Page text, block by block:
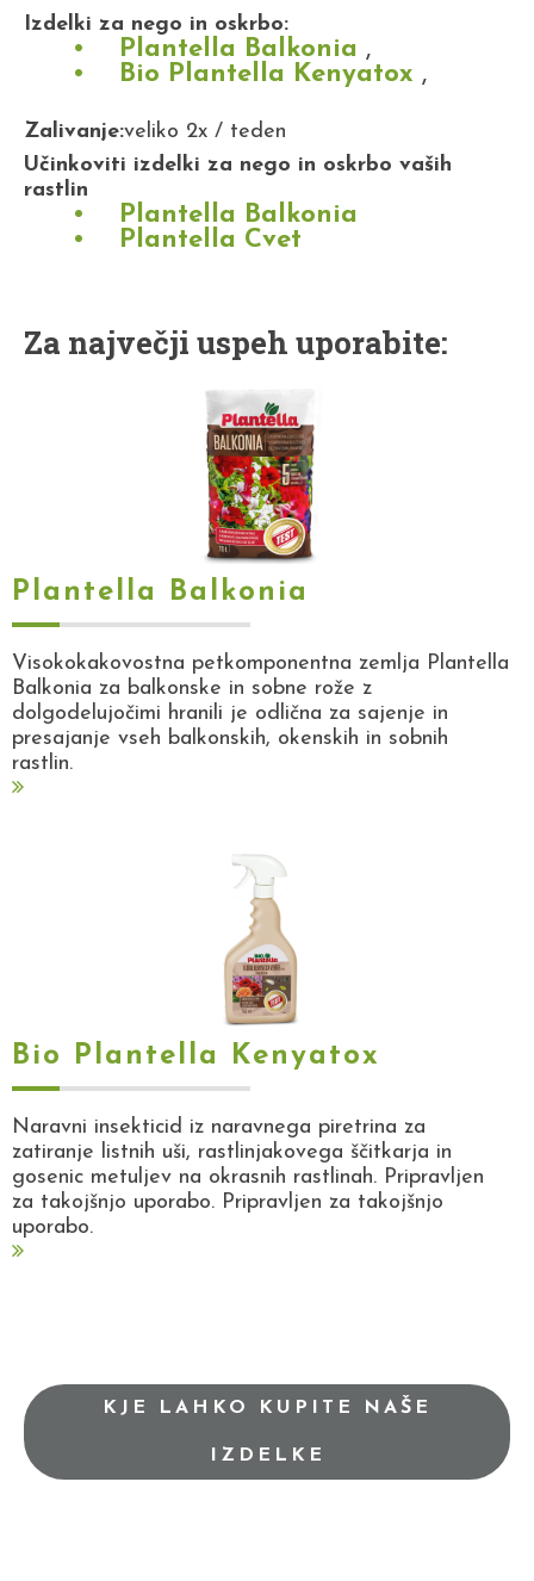
Izdelki za nego in oskrbo:
Plantella Balkonia ,
Bio Plantella Kenyatox ,
Zalivanje:veliko 2x / teden
Učinkoviti izdelki za nego in oskrbo vaših
rastlin
Plantella Balkonia
Plantella Cvet
Za največji uspeh uporabite:
Plantella Balkonia
Visokokakovostna petkomponentna zemlja Plantella
Balkonia za balkonske in sobne rože z
dolgodelujočimi hranili je odlična za sajenje in
presajanje vseh balkonskih, okenskih in sobnih
rastlin.
Bio Plantella Kenyatox
Naravni insekticid iz naravnega piretrina za
zatiranje listnih uši, rastlinjakovega ščitkarja in
gosenic metuljev na okrasnih rastlinah. Pripravljen
za takojšnjo uporabo. Pripravljen za takojšnjo
uporabo.
KJE LAHKO KUPITE NAŠE
IZDELKE